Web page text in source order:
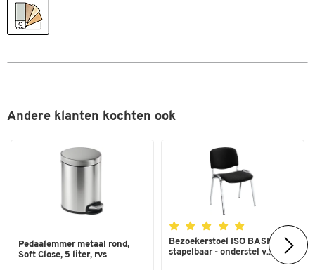
Andere klanten kochten ook
Pedaalemmer metaal rond,
Soft Close, 5 liter, rvs
Bezoekerstoel ISO BASIC –
stapelbaar - onderstel v...